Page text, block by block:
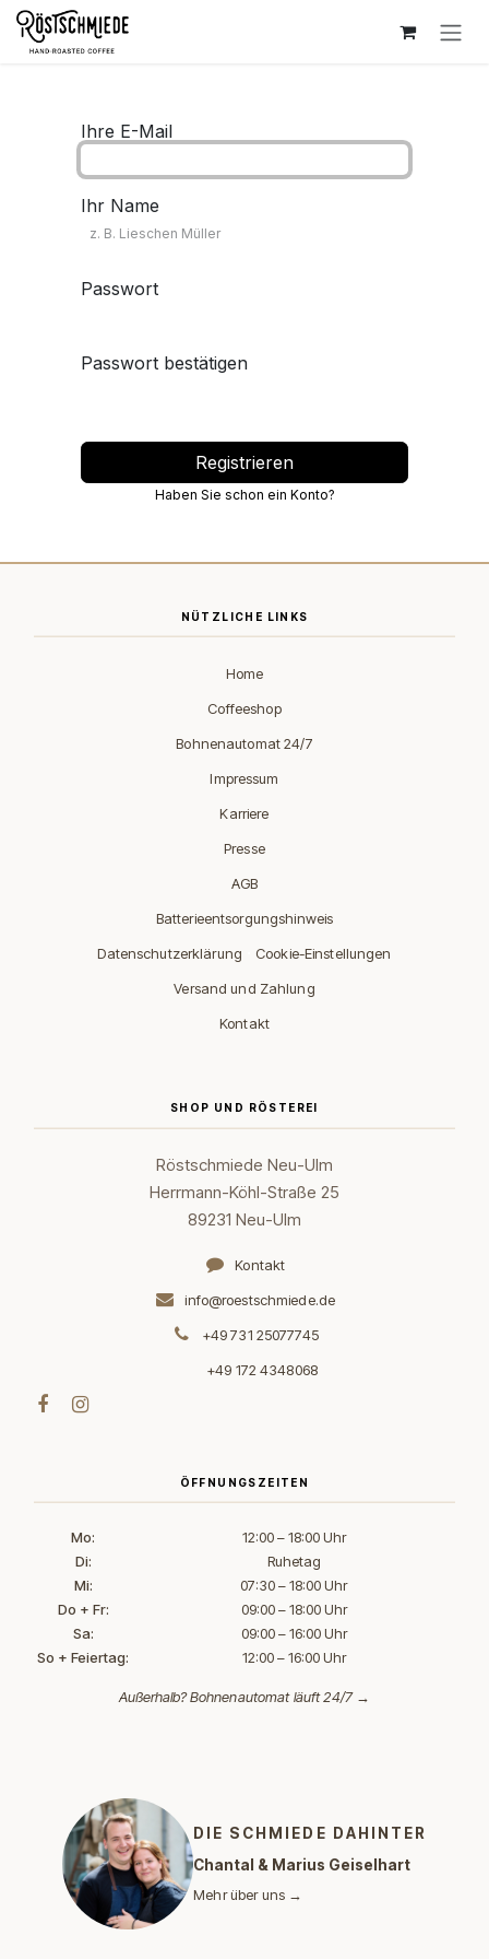
Zum Inhalt springen
Ihre E-Mail
Ihr Name
Passwort
Passwort bestätigen
Registrieren
Haben Sie schon ein Konto?
NÜTZLICHE LINKS
Home
Coffeeshop
Bohnenautomat 24/7
Impressum
Karriere
Presse
AGB
Batterieentsorgungshinweis
Datenschutzerklärung
Cookie-Einstellungen
Versand und Zahlung
Kontakt
SHOP UND RÖSTEREI
Röstschmiede Neu-Ulm
Herrmann-Köhl-Straße 25
89231 Neu-Ulm
Kontakt
info@roestschmiede.de
+49 731 25077745
+49 172 4348068
ÖFFNUNGSZEITEN
Mo:
12:00 – 18:00 Uhr
Di:
Ruhetag
Mi:
07:30 – 18:00 Uhr
Do + Fr:
09:00 – 18:00 Uhr
Sa:
09:00 – 16:00 Uhr
So + Feiertag:
12:00 – 16:00 Uhr
Außerhalb?Bohnenautomat läuft 24/7 →
DIE SCHMIEDE DAHINTER
Chantal & Marius Geiselhart
Mehr über uns →